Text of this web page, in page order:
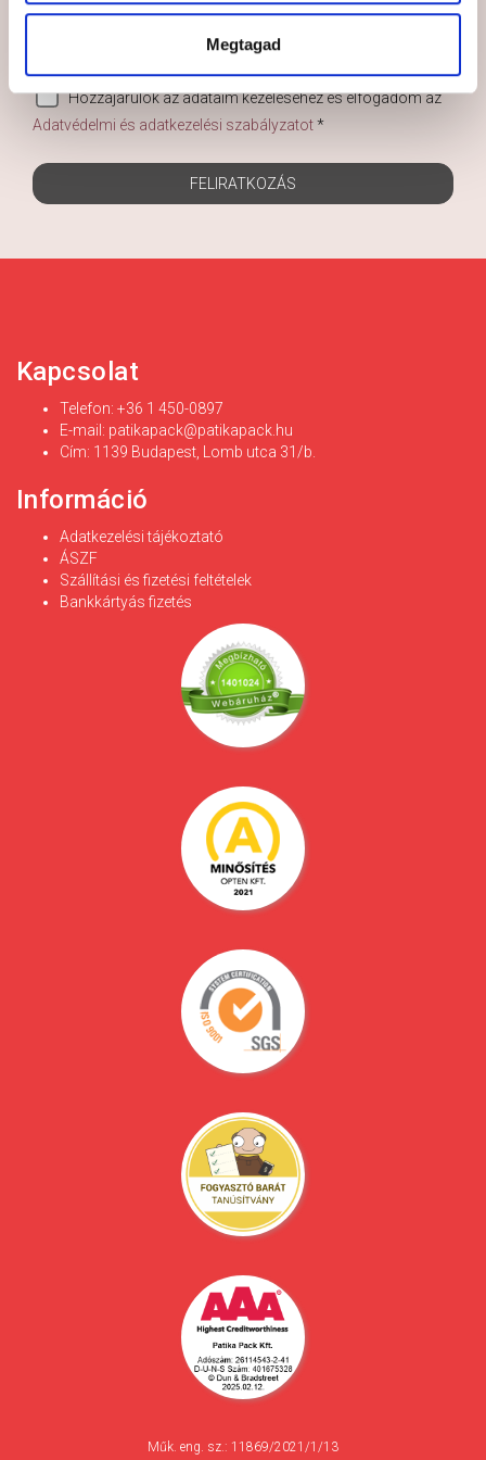
Megtagad
Hozzájárulok az adataim kezeléséhez és elfogadom az
Adatvédelmi és adatkezelési szabályzatot*
FELIRATKOZÁS
Kapcsolat
Telefon: +36 1 450-0897
E-mail: patikapack@patikapack.hu
Cím: 1139 Budapest, Lomb utca 31/b.
Információ
Adatkezelési tájékoztató
ÁSZF
Szállítási és fizetési feltételek
Bankkártyás fizetés
Műk. eng. sz.: 11869/2021/1/13